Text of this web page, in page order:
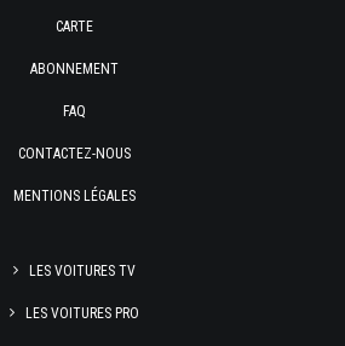
CARTE
ABONNEMENT
FAQ
CONTACTEZ-NOUS
MENTIONS LÉGALES
LES VOITURES TV
LES VOITURES PRO